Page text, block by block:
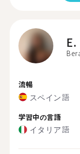
E.
流暢
スペイン語
学習中の言語
イタリア語